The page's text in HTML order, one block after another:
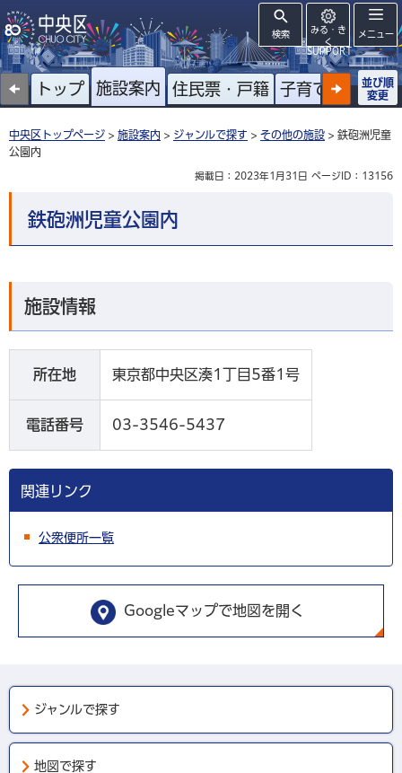
検索
みる・き
く
SUPPORT
メニュー
トップ 施設案内 住民票・戸籍 子育て 高齢者
並び順
変更
中央区トップページ > 施設案内 > ジャンルで探す > その他の施設 > 鉄砲洲児童
公園内
掲載日：2023年1月31日 ページID：13156
鉄砲洲児童公園内
施設情報
所在地 東京都中央区湊1丁目5番1号
電話番号 03-3546-5437
関連リンク
公衆便所一覧
Googleマップで地図を開く
ジャンルで探す
地図で探す